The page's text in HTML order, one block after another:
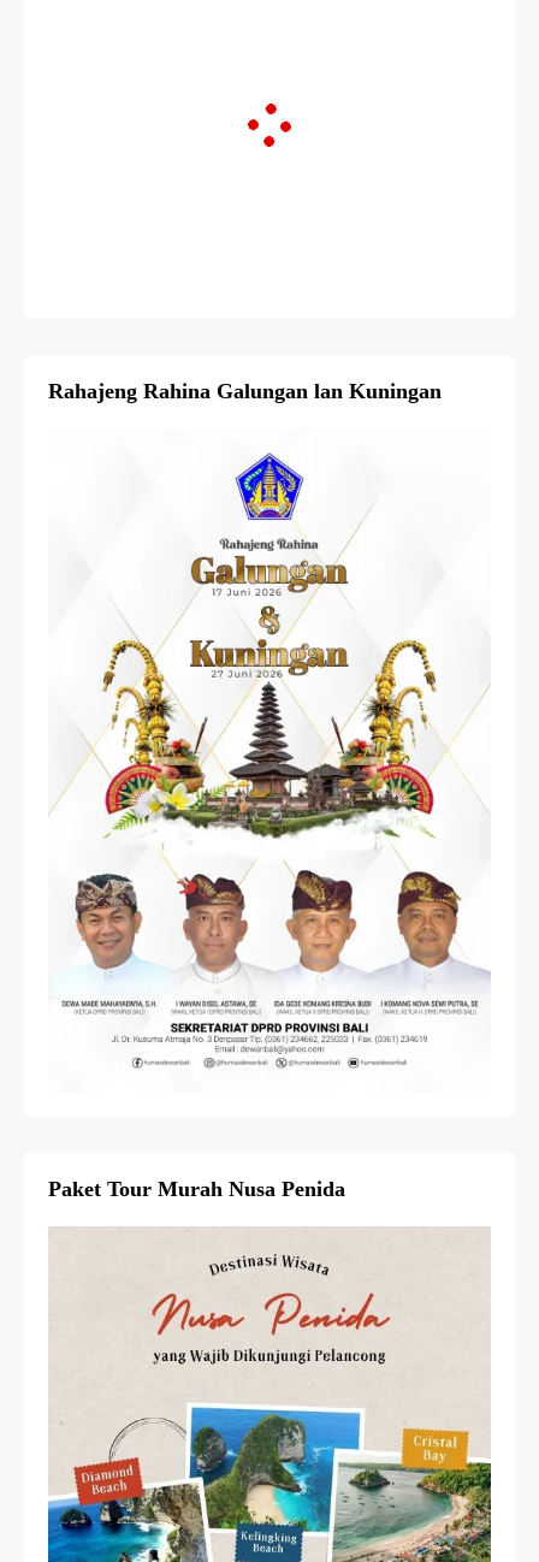
Rahajeng Rahina Galungan lan Kuningan
Paket Tour Murah Nusa Penida